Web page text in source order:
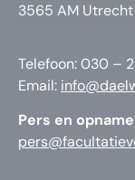
3565 AM Utrecht
Telefoon: 030 –
Email:
Pers en